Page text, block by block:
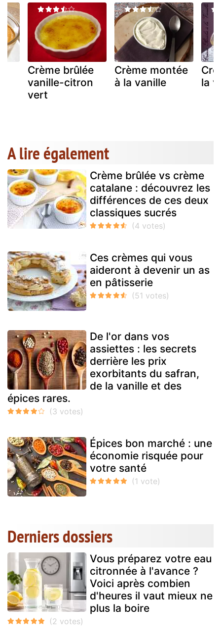
Crème brûlée
vanille-citron
vert
Crème montée
à la vanille
la
A lire également
Crème brûlée vs crème
catalane : découvrez les
différences de ces deux
classiques sucrés
Ces crèmes qui vous
aideront à devenir un as
en pâtisserie
De l'or dans vos
assiettes : les secrets
derrière les prix
exorbitants du safran,
de la vanille et des
épices rares.
Épices bon marché : une
économie risquée pour
votre santé
Derniers dossiers
Vous préparez votre eau
citronnée à l'avance ?
Voici après combien
d'heures il vaut mieux ne
plus la boire